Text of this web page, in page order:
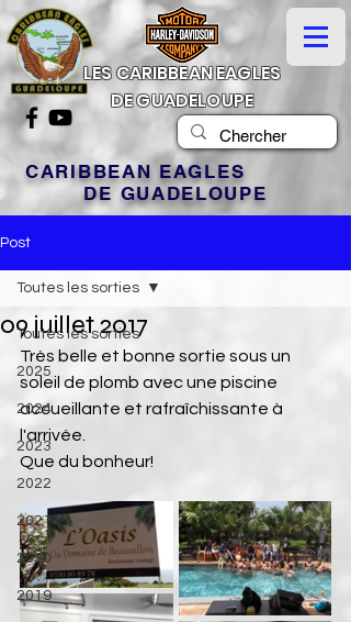
LES CARIBBEAN EAGLES
DE GUADELOUPE
CARIBBEAN EAGLES
DE GUADELOUPE
Post
Toutes les sorties
2025
2024
2023
2022
2021
2020
2019
Toutes les sorties
09 juillet 2017
Très belle et bonne sortie sous un
soleil de plomb avec une piscine
accueillante et rafraîchissante à
l'arrivée.
Que du bonheur!